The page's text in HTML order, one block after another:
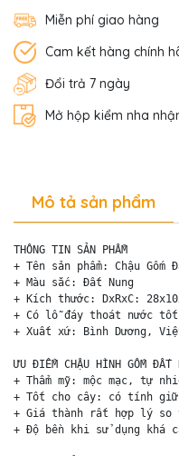
Miễn phí giao hàng
Cam kết hàng chính
Đổi trả 7 ngày
Mở hộp kiểm nha
Mô tả sản phẩm
THÔNG TIN SẢN PHẨM
+ Tên sản phẩm: Chậu Gốm
+ Màu sắc: Đất Nung
+ Kích thước: DxRxC:
+ Có lỗ đáy thoát nước tốt
+ Xuất xứ: Bình Dương,
ƯU ĐIỂM CHẬU HÌNH GỐM ĐẤT
+ Thẩm mỹ: mộc mạc, tự
+ Tốt cho cây: có tính giữ
+ Giá thành rất hợp lý so
+ Độ bền khi sử dụng khá